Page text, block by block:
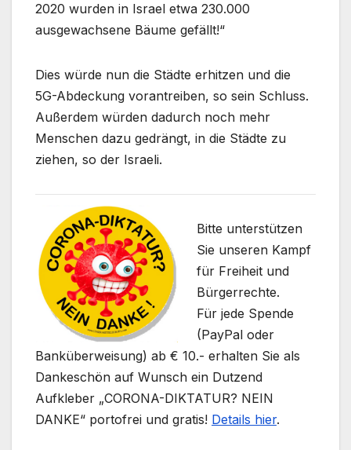
2020 wurden in Israel etwa 230.000
ausgewachsene Bäume gefällt!“
Dies würde nun die Städte erhitzen und die
5G-Abdeckung vorantreiben, so sein Schluss.
Außerdem würden dadurch noch mehr
Menschen dazu gedrängt, in die Städte zu
ziehen, so der Israeli.
Bitte unterstützen
Sie unseren Kampf
für Freiheit und
Bürgerrechte.
Für jede Spende
(PayPal oder
Banküberweisung) ab € 10.- erhalten Sie als
Dankeschön auf Wunsch ein Dutzend
Aufkleber „CORONA-DIKTATUR? NEIN
DANKE“ portofrei und gratis! Details hier.